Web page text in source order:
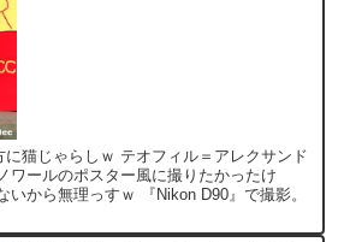
に猫じゃらしｗ テオフィル＝アレクサンド
ワールのポスター風に撮りたかったけ
いから無理っすｗ 『Nikon D90』で撮影。